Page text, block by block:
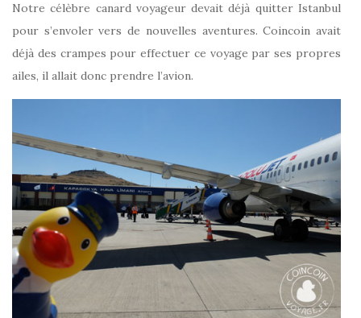
Notre célèbre canard voyageur devait déjà quitter Istanbul
pour s’envoler vers de nouvelles aventures. Coincoin avait
déjà des crampes pour effectuer ce voyage par ses propres
ailes, il allait donc prendre l’avion.